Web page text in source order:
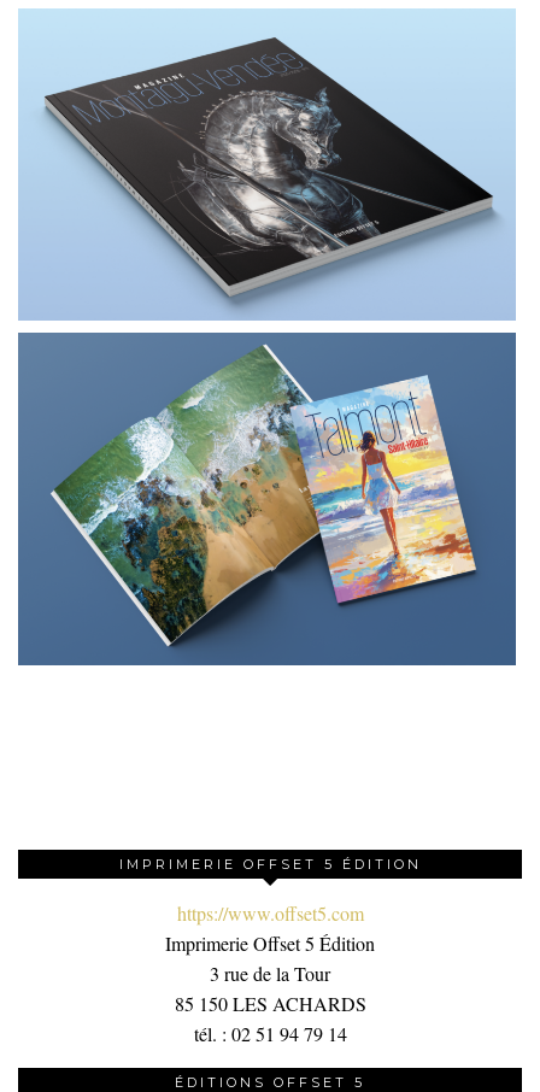
IMPRIMERIE OFFSET 5 ÉDITION
https://www.offset5.com
Imprimerie Offset 5 Édition
3 rue de la Tour
85 150 LES ACHARDS
tél. : 02 51 94 79 14
ÉDITIONS OFFSET 5